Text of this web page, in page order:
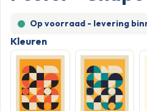
Op voorraad - levering
Kleuren